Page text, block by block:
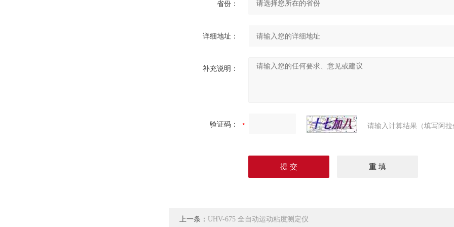
省份：
详细地址：
补充说明：
验证码： 请输入计算结果（填写阿
上一条： UHV-675 全自动运动粘度测定仪